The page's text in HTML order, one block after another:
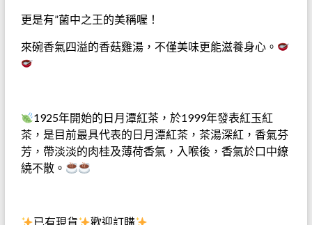
更是有”菌中之王的美稱喔！
來碗香氣四溢的香菇雞湯，不僅美味更能滋養身心。
1925年開始的日月潭紅茶，於1999年發表紅玉紅
茶，是目前最具代表的日月潭紅茶，茶湯深紅，香氣芬
芳，帶淡淡的肉桂及薄荷香氣，入喉後，香氣於口中繚
繞不散。
已有現貨 歡迎訂購